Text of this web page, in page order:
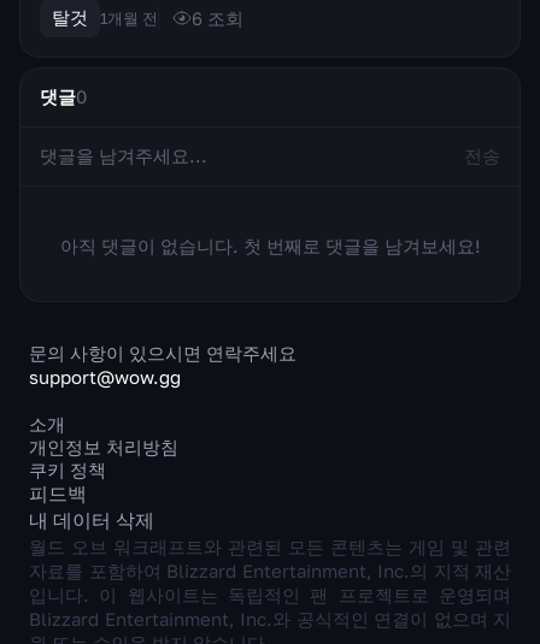
한 특수 행동 애니메이션이 있습니다. 오토바이가 축을 중심으
로 360도 회전합니다. 시각...
탈것 1개월 전 6 조회
댓글0
전송
아직 댓글이 없습니다. 첫 번째로 댓글을 남겨보세요!
문의 사항이 있으시면 연락주세요
support@wow.gg
소개
개인정보 처리방침
쿠키 정책
피드백
내 데이터 삭제
월드 오브 워크래프트와 관련된 모든 콘텐츠는 게임 및 관련
자료를 포함하여 Blizzard Entertainment, Inc.의 지적 재산
입니다. 이 웹사이트는 독립적인 팬 프로젝트로 운영되며
Blizzard Entertainment, Inc.와 공식적인 연결이 없으며 지